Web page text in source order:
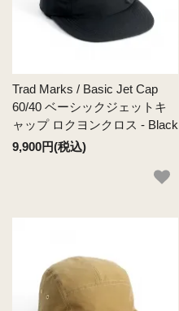
Trad Marks / Basic Jet Cap
60/40 ベーシックジェットキ
ャップ ロクヨンクロス - Black
9,900円(税込)